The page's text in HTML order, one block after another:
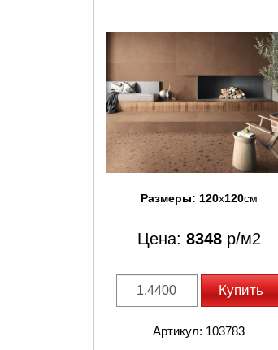
Размеры: 120x120см
Цена: 8348р/м2
Купить
Артикул: 103783